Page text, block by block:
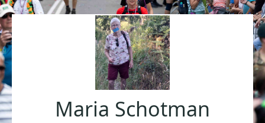
Maria Schotman